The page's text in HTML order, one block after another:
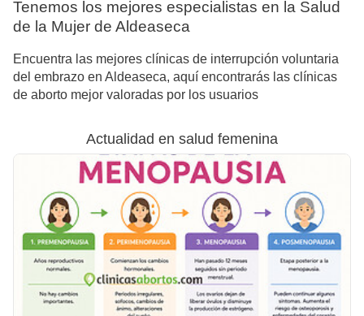
Tenemos los mejores especialistas en la Salud
de la Mujer de Aldeaseca
Encuentra las mejores clínicas de interrupción voluntaria
del embrazo en Aldeaseca, aquí encontrarás las clínicas
de aborto mejor valoradas por los usuarios
Actualidad en salud femenina